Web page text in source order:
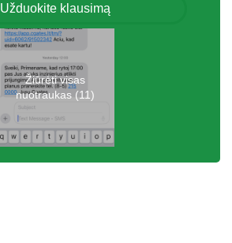
Užduokite klausimą
Žiūrėti visas
nuotraukas (11)